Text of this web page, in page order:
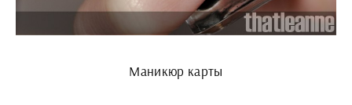
Маникюр карты